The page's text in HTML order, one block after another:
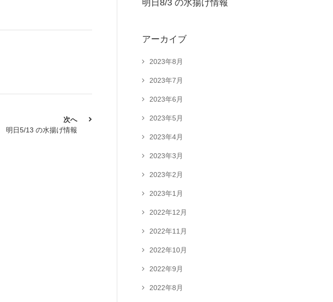
次へ
明日5/13 の水揚げ情報
明日8/3 の水揚げ情報
アーカイブ
2023年8月
2023年7月
2023年6月
2023年5月
2023年4月
2023年3月
2023年2月
2023年1月
2022年12月
2022年11月
2022年10月
2022年9月
2022年8月